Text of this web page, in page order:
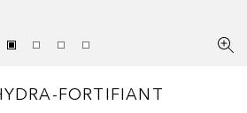
FORTIFIANT